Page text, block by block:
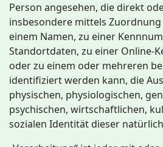
Person angesehen, die direkt
insbesondere mittels
einem Namen, zu einer
Standortdaten, zu einer Online-
oder zu einem oder mehreren
identifiziert werden kann, die
physischen, physiologischen,
psychischen, wirtschaftlichen,
sozialen Identität dieser